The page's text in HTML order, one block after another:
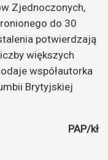
Zjednoczonych,
do 30
potwierdzają
większych
współautorka
Brytyjskiej
PAP/kł